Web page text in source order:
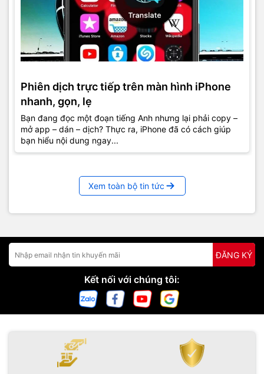
Phiên dịch trực tiếp trên màn hình iPhone
nhanh, gọn, lẹ
Bạn đang đọc một đoạn tiếng Anh nhưng lại phải copy –
mở app – dán – dịch? Thực ra, iPhone đã có cách giúp
bạn hiểu nội dung ngay...
Xem toàn bộ tin tức
ĐĂNG KÝ
Kết nối với chúng tôi: